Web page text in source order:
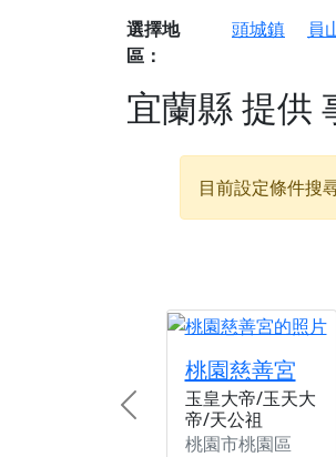
選擇地
區：
頭城鎮 員
宜蘭縣提供
目前設定條件搜
桃園慈善宮
玉皇大帝/玉天大
帝/天公祖
桃園市桃園區
Previous